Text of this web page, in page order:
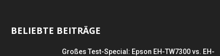
BELIEBTE BEITRÄGE
Großes Test-Special: Epson EH-TW7300 vs. EH-